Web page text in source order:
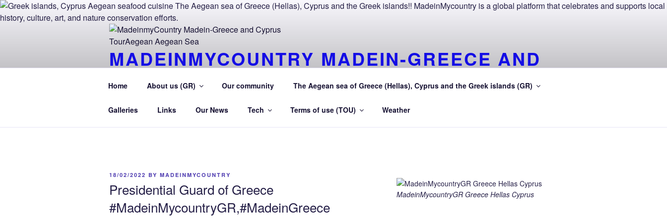
Skip
to
MADEINMYCOUNTRY MADEIN-GREECE AND
CYPRUS TOURAEGEAN AEGEAN SEA
Home About us (GR) Our community The Aegean sea of Greece (Hellas), Cyprus and the Greek islands (GR)
Galleries Links Our News Tech Terms of use (TOU) Weather
POSTED
18/02/2022 BY MADEINMYCOUNTRY
Presidential Guard of Greece
#MadeinMycountryGR,#MadeinGreece
MadeinMycountryGR Greece Hellas Cyprus